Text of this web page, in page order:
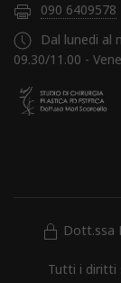
090 6409578
Dal lunedi al
09.30/11.00 -
Dott.ssa
Tutti i diritti